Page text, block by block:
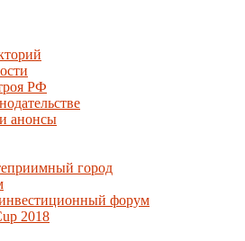
РФ
анонсы
город
форум
2018